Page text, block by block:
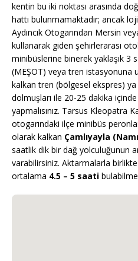
kentin bu iki noktası arasında
hattı bulunmamaktadır; ancak
Aydıncık Otogarından Mersin
kullanarak giden şehirlerarası
minibüslerine binerek yaklaşık 3
(MEŞOT) veya tren istasyonuna
kalkan tren (bölgesel ekspres)
dolmuşları ile 20-25 dakika
yapmalısınız. Tarsus Kleopatra
otogarındaki ilçe minibüs
olarak kalkan Çamlıyayla
saatlik dik bir dağ yolculuğunun
varabilirsiniz. Aktarmalarla
ortalama 4.5 – 5 saati